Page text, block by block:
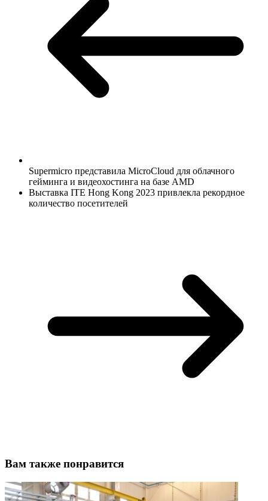
Supermicro представила MicroCloud для облачного
гейминга и видеохостинга на базе AMD
Выставка ITE Hong Kong 2023 привлекла рекордное
количество посетителей
Вам также понравится